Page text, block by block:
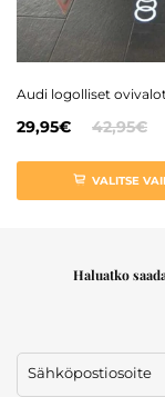
Audi logolliset
29,95€ 42,95€
VALITSE
Haluatko
Sähköpostiosoite